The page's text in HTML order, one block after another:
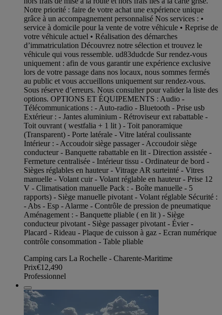
Notre priorité : faire de votre achat une expérience unique
grâce à un accompagnement personnalisé Nos services : •
service à domicile pour la vente de votre véhicule • Reprise de
votre véhicule actuel • Réalisation des démarches
d’immatriculation Découvrez notre sélection et trouvez le
véhicule qui vous ressemble. ud83dudcde Sur rendez-vous
uniquement : afin de vous garantir une expérience exclusive
lors de votre passage dans nos locaux, nous sommes fermés
au public et vous accueillons uniquement sur rendez-vous.
Sous réserve d’erreurs. Nous consulter pour valider la liste des
options. OPTIONS ET ÉQUIPEMENTS : Audio -
Télécommunications : - Auto-radio - Bluetooth - Prise usb
Extérieur : - Jantes aluminium - Rétroviseur ext rabattable -
Toit ouvrant ( westfalia + 1 lit ) - Toit panoramique
(Transparent) - Porte latérale - Vitre latéral coulissante
Intérieur : - Accoudoir siège passager - Accoudoir siège
conducteur - Banquette rabattable en lit - Direction assistée -
Fermeture centralisée - Intérieur tissu - Ordinateur de bord -
Sièges réglables en hauteur - Vitrage AR surteinté - Vitres
manuelle - Volant cuir - Volant réglable en hauteur - Prise 12
V - Climatisation manuelle Pack : - Boîte manuelle - 5
rapports) - Siège manuelle pivotant - Volant réglable Sécurité :
- Abs - Esp - Alarme - Contrôle de pression de pneumatique
Aménagement : - Banquette pliable ( en lit ) - Siège
conducteur pivotant - Siège passager pivotant - Évier -
Placard - Rideau - Plaque de cuisson à gaz - Ecran numérique
contrôle consommation - Table pliable
Camping cars La Rochelle - Charente-Maritime
Prix€12,490
Professionnel